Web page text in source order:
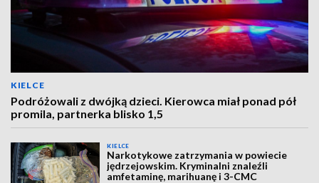
KIELCE
Podróżowali z dwójką dzieci. Kierowca miał ponad pół
promila, partnerka blisko 1,5
KIELCE
Narkotykowe zatrzymania w powiecie
jędrzejowskim. Kryminalni znaleźli
amfetaminę, marihuanę i 3-CMC